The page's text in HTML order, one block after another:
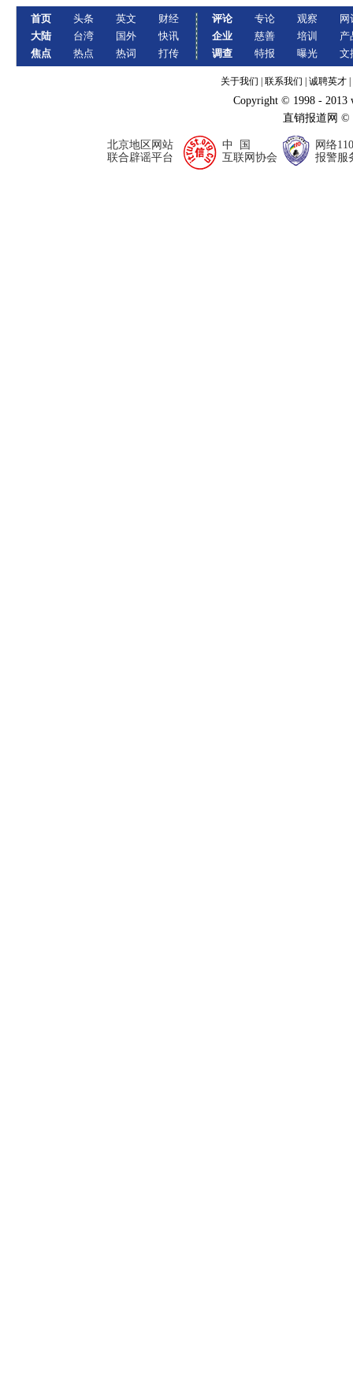
首页
大陆
焦点
头条
台湾
热点
英文
国外
热词
财经
快讯
打传
评论
企业
调查
专论
慈善
特报
观察
培训
曝光
网
产
文
关于我们 联系我们 诚聘英才
Copyright © 1998 - 2013
直销报道网
北京地区网站
联合辟谣平台
中 国
互联网协会
网络110
报警服